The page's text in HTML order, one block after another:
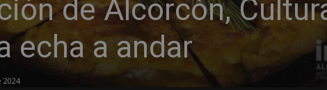
de Alcorcón,
echa a andar